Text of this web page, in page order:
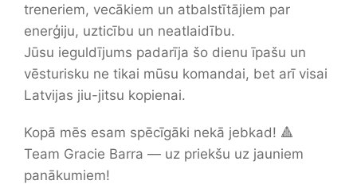
treneriem, vecākiem un atbalstītājiem par
enerģiju, uzticību un neatlaidību.
Jūsu ieguldījums padarīja šo dienu īpašu un
vēsturisku ne tikai mūsu komandai, bet arī visai
Latvijas jiu-jitsu kopienai.
Kopā mēs esam spēcīgāki nekā jebkad! 🔺
Team Gracie Barra — uz priekšu uz jauniem
panākumiem!